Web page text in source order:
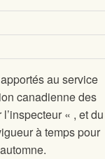
au service
canadienne des
« , et du
à temps pour